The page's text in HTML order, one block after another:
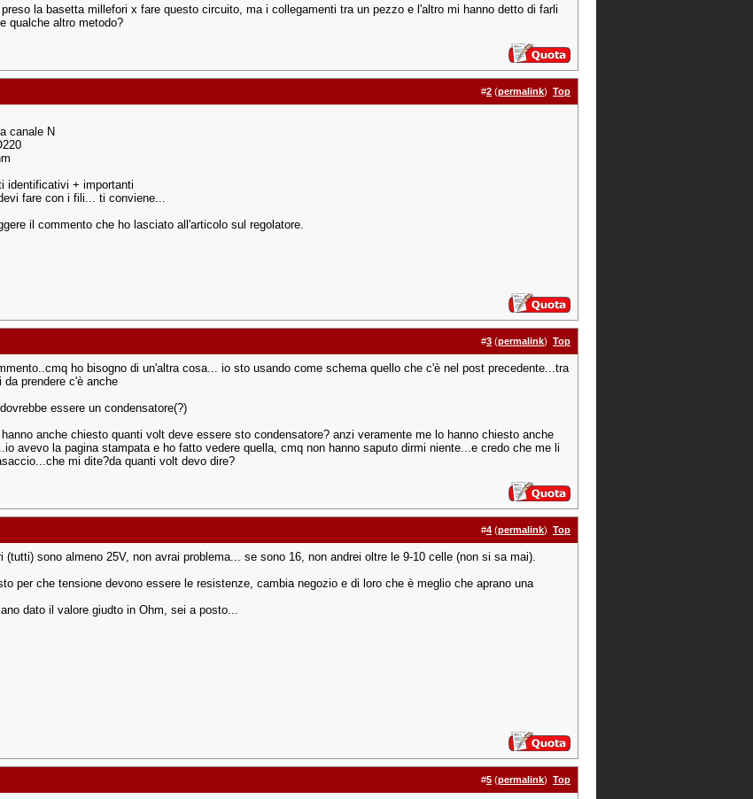
la basetta millefori x fare questo circuito, ma i collegamenti tra un pezzo e l'altro mi hanno detto di farli
qualche altro metodo?
#2 (permalink) Top
canale N
identificativi + importanti
fare con i fili... ti conviene...
il commento che ho lasciato all'articolo sul regolatore.
#3 (permalink) Top
ho bisogno di un'altra cosa... io sto usando come schema quello che c'è nel post precedente...tra
prendere c'è anche
essere un condensatore(?)
anche chiesto quanti volt deve essere sto condensatore? anzi veramente me lo hanno chiesto anche
avevo la pagina stampata e ho fatto vedere quella, cmq non hanno saputo dirmi niente...e credo che me li
mi dite?da quanti volt devo dire?
#4 (permalink) Top
(tutti) sono almeno 25V, non avrai problema... se sono 16, non andrei oltre le 9-10 celle (non si sa mai).
per che tensione devono essere le resistenze, cambia negozio e di loro che è meglio che aprano una
dato il valore giudto in Ohm, sei a posto...
#5 (permalink) Top